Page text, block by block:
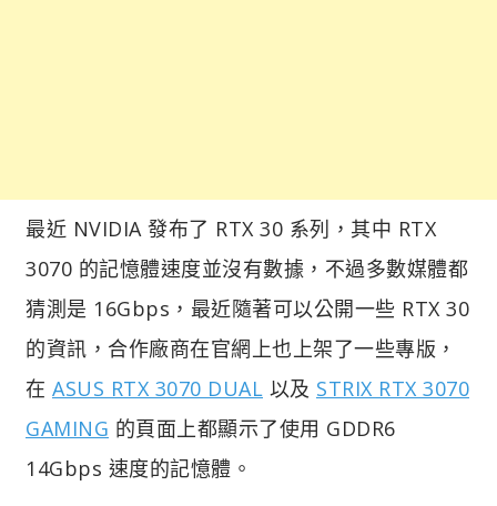
最近 NVIDIA 發布了 RTX 30 系列，其中 RTX
3070 的記憶體速度並沒有數據，不過多數媒體都
猜測是 16Gbps，最近隨著可以公開一些 RTX 30
的資訊，合作廠商在官網上也上架了一些專版，
在 ASUS RTX 3070 DUAL 以及 STRIX RTX 3070
GAMING 的頁面上都顯示了使用 GDDR6
14Gbps 速度的記憶體。